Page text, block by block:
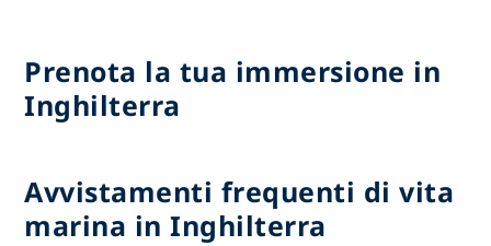
Prenota la tua immersione in
Inghilterra
Avvistamenti frequenti di vita
marina in Inghilterra